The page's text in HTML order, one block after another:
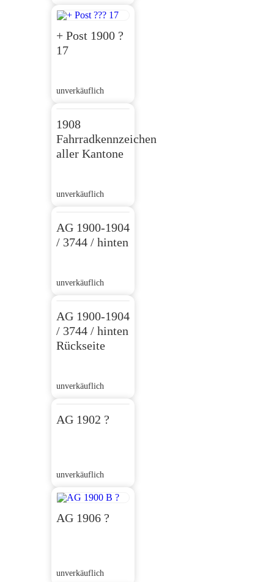
+ Post 1900 ?
17
unverkäuflich
1908
Fahrradkennzeichen
aller Kantone
unverkäuflich
AG 1900-1904
/ 3744 / hinten
unverkäuflich
AG 1900-1904
/ 3744 / hinten
Rückseite
unverkäuflich
AG 1902 ?
unverkäuflich
AG 1906 ?
unverkäuflich